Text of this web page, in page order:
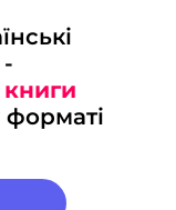
книги
форматі